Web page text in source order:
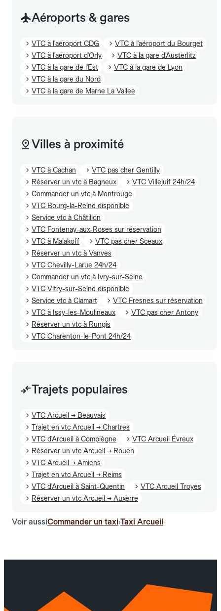
Aéroports & gares
VTC à l'aéroport CDG
VTC à l'aéroport du Bourget
VTC à l'aéroport d'Orly
VTC à la gare d'Austerlitz
VTC à la gare de l'Est
VTC à la gare de Lyon
VTC à la gare du Nord
VTC à la gare de Marne La Vallee
Villes à proximité
VTC à Cachan
VTC pas cher Gentilly
Réserver un vtc à Bagneux
VTC Villejuif 24h/24
Commander un vtc à Montrouge
VTC Bourg-la-Reine disponible
Service vtc à Châtillon
VTC Fontenay-aux-Roses sur réservation
VTC à Malakoff
VTC pas cher Sceaux
Réserver un vtc à Vanves
VTC Chevilly-Larue 24h/24
Commander un vtc à Ivry-sur-Seine
VTC Vitry-sur-Seine disponible
Service vtc à Clamart
VTC Fresnes sur réservation
VTC à Issy-les-Moulineaux
VTC pas cher Antony
Réserver un vtc à Rungis
VTC Charenton-le-Pont 24h/24
Trajets populaires
VTC Arcueil → Beauvais
Trajet en vtc Arcueil → Chartres
VTC d'Arcueil à Compiègne
VTC Arcueil Évreux
Réserver un vtc Arcueil → Rouen
VTC Arcueil → Amiens
Trajet en vtc Arcueil → Reims
VTC d'Arcueil à Saint-Quentin
VTC Arcueil Troyes
Réserver un vtc Arcueil → Auxerre
Voir aussiCommander un taxi›Taxi Arcueil